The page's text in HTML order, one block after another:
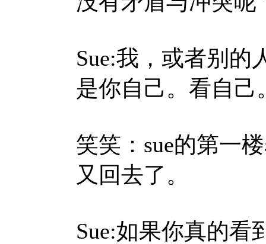
Sue:我，或者别的
是你自己。看自己
笑笑：sue的第一
又回去了。
Sue:如果你真的看